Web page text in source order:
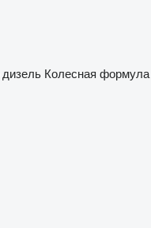
дизель Колесная формула